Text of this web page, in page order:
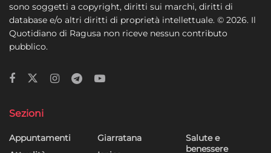
sono soggetti a copyright, diritti sui marchi, diritti di
database e/o altri diritti di proprietà intellettuale. © 2026. Il
Quotidiano di Ragusa non riceve nessun contributo
pubblico.
Sezioni
Appuntamenti
Giarratana
Salute e
benessere